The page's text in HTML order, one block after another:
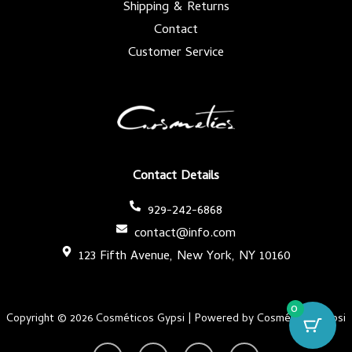
Contact Details
929-242-6868
contact@info.com
123 Fifth Avenue, New York, NY 10160
Shipping & Returns
Contact
Customer Service
Copyright © 2026 Cosméticos Gypsi | Powered by Cosméticos Gypsi
Y
I F T
0